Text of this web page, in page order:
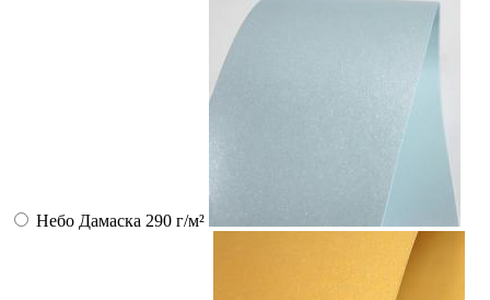
Небо Дамаска 290 г/м²